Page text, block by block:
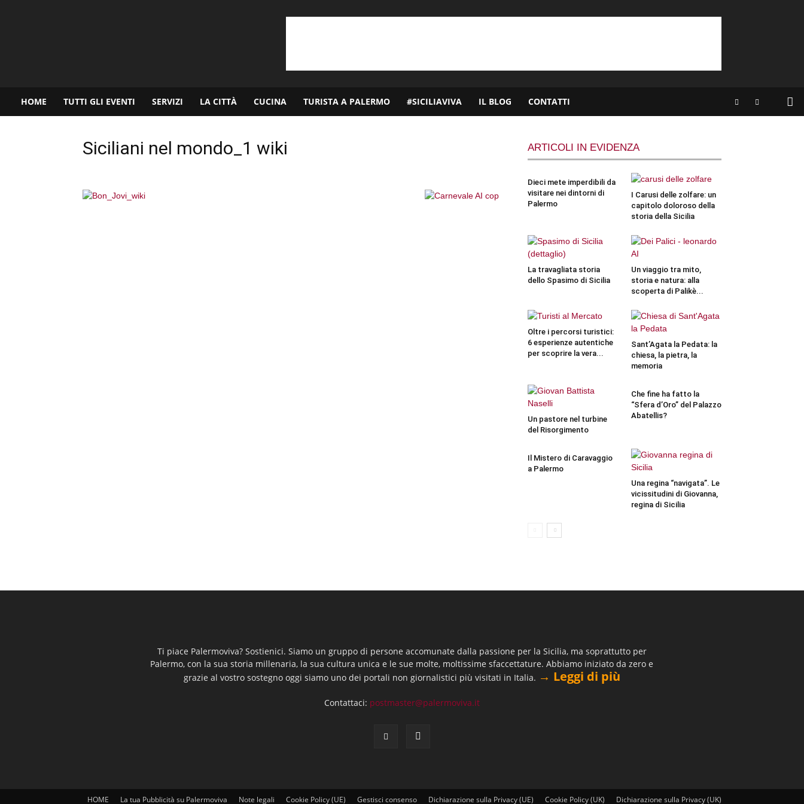
HOME TUTTI GLI EVENTI SERVIZI LA CITTÀ CUCINA TURISTA A PALERMO #SICILIAVIVA IL BLOG CONTATTI
Siciliani nel mondo_1 wiki ARTICOLI IN EVIDENZA
Dieci mete imperdibili da
visitare nei dintorni di
Palermo
I Carusi delle zolfare: un
capitolo doloroso della
storia della Sicilia
La travagliata storia
dello Spasimo di Sicilia
Un viaggio tra mito,
storia e natura: alla
scoperta di Palikè...
Oltre i percorsi turistici:
6 esperienze autentiche
per scoprire la vera...
Sant’Agata la Pedata: la
chiesa, la pietra, la
memoria
Un pastore nel turbine
del Risorgimento
Che fine ha fatto la
“Sfera d’Oro” del Palazzo
Abatellis?
Il Mistero di Caravaggio
a Palermo
Una regina “navigata”. Le
vicissitudini di Giovanna,
regina di Sicilia
Ti piace Palermoviva? Sostienici. Siamo un gruppo di persone accomunate dalla passione per la Sicilia, ma soprattutto per
Palermo, con la sua storia millenaria, la sua cultura unica e le sue molte, moltissime sfaccettature. Abbiamo iniziato da zero e
grazie al vostro sostegno oggi siamo uno dei portali non giornalistici più visitati in Italia. → Leggi di più
Contattaci: postmaster@palermoviva.it
HOME La tua Pubblicità su Palermoviva Note legali Cookie Policy (UE) Gestisci consenso Dichiarazione sulla Privacy (UE) Cookie Policy (UK) Dichiarazione sulla Privacy (UK)